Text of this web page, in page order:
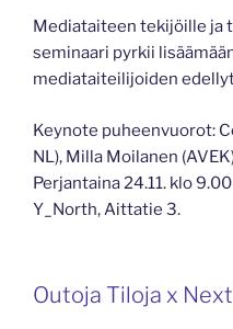
Mediataiteen tekijöille ja
seminaari pyrkii
mediataiteilijoiden
Keynote puheenvuorot:
NL), Milla Moilanen
Perjantaina 24.11. klo
Y_North, Aittatie 3.
Outoja Tiloja x